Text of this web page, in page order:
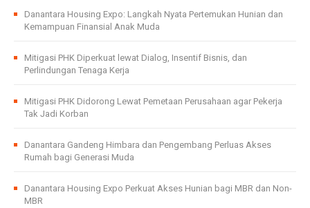
Danantara Housing Expo: Langkah Nyata Pertemukan Hunian dan
Kemampuan Finansial Anak Muda
Mitigasi PHK Diperkuat lewat Dialog, Insentif Bisnis, dan
Perlindungan Tenaga Kerja
Mitigasi PHK Didorong Lewat Pemetaan Perusahaan agar Pekerja
Tak Jadi Korban
Danantara Gandeng Himbara dan Pengembang Perluas Akses
Rumah bagi Generasi Muda
Danantara Housing Expo Perkuat Akses Hunian bagi MBR dan Non-
MBR